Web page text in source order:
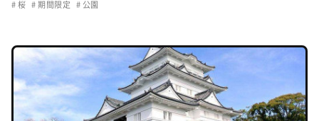
桜 期間限定 公園